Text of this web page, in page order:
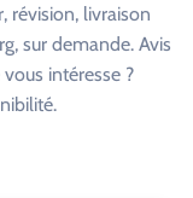
révision, livraison
sur demande. Avis
intéresse ?